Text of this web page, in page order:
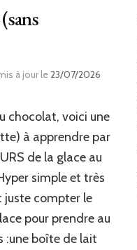
à jour le23/07/2026
chocolat, voici une
à apprendre par
de la glace au
simple et très
juste compter le
pour prendre au
:une boîte de lait